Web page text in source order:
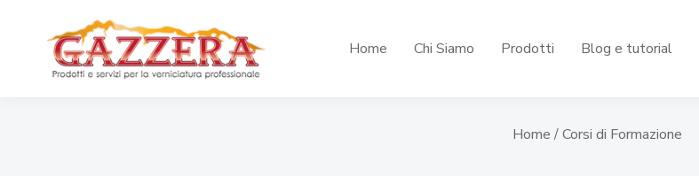
Home Chi Siamo Prodotti Blog e tutorial
Home / Corsi di Formazione